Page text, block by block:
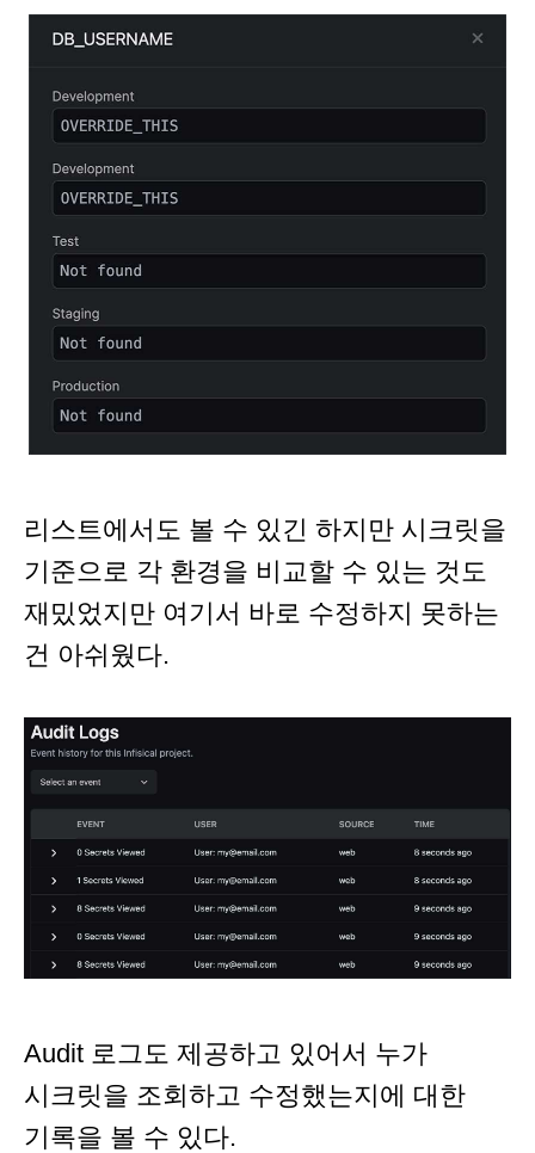
리스트에서도 볼 수 있긴 하지만 시크릿을
기준으로 각 환경을 비교할 수 있는 것도
재밌었지만 여기서 바로 수정하지 못하는
건 아쉬웠다.
Audit 로그도 제공하고 있어서 누가
시크릿을 조회하고 수정했는지에 대한
기록을 볼 수 있다.